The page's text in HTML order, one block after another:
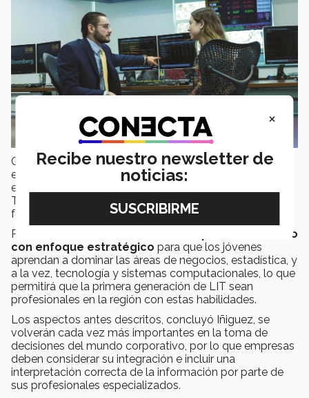
Como una respuesta a esta nueva oportunidad surgida
en la industria nacional y tras una consulta a
empresarios y líderes de organizaciones en México el
Tecnológico de Monterrey detectó la necesidad de
formar profesionistas especializados en esta área.
Por este motivo, el Tec estableció un
perfil académico
con enfoque estratégico para que los jóvenes
aprendan a dominar las áreas de negocios, estadística, y
a la vez, tecnología y sistemas computacionales, lo que
permitirá que la primera generación de LIT sean
profesionales en la región con estas habilidades.
Los aspectos antes descritos, concluyó Iñiguez, se
volverán cada vez más importantes en la toma de
decisiones del mundo corporativo, por lo que empresas
deben considerar su integración e incluir una
interpretación correcta de la información por parte de
sus profesionales especializados.
×
Recibe nuestro newsletter de
noticias: